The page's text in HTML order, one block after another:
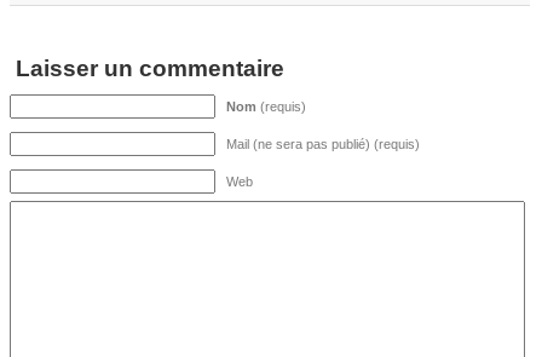
Laisser un commentaire
Nom (requis)
Mail (ne sera pas publié) (requis)
Web